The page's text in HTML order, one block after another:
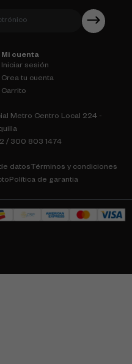
Mi cuenta
Iniciar sesión
Crea tu cuenta
Carrito
Metro Centro Local 224 -
/ 300 803 1474
datos Términos y condiciones
Política de garantia